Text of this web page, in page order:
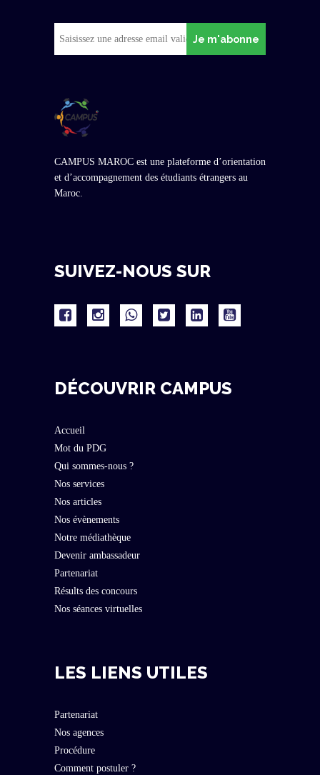
Je m'abonne
CAMPUS MAROC est une plateforme d’orientation
et d’accompagnement des étudiants étrangers au
Maroc.
SUIVEZ-NOUS SUR
DÉCOUVRIR CAMPUS
Accueil
Mot du PDG
Qui sommes-nous ?
Nos services
Nos articles
Nos évènements
Notre médiathèque
Devenir ambassadeur
Partenariat
Résults des concours
Nos séances virtuelles
LES LIENS UTILES
Partenariat
Nos agences
Procédure
Comment postuler ?